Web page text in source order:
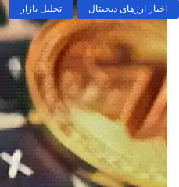
اخبار ارزهای دیجیتال تحلیل بازار